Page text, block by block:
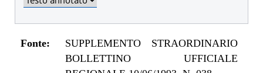
Fonte:
SUPPLEMENTO STRAORDINARIO
BOLLETTINO UFFICIALE